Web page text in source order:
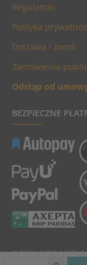
Regulamin
Polityka
Dostawa i zwrot
Zamówienia
Odstąp od
BEZPIECZNE
© 2026 ALBIS